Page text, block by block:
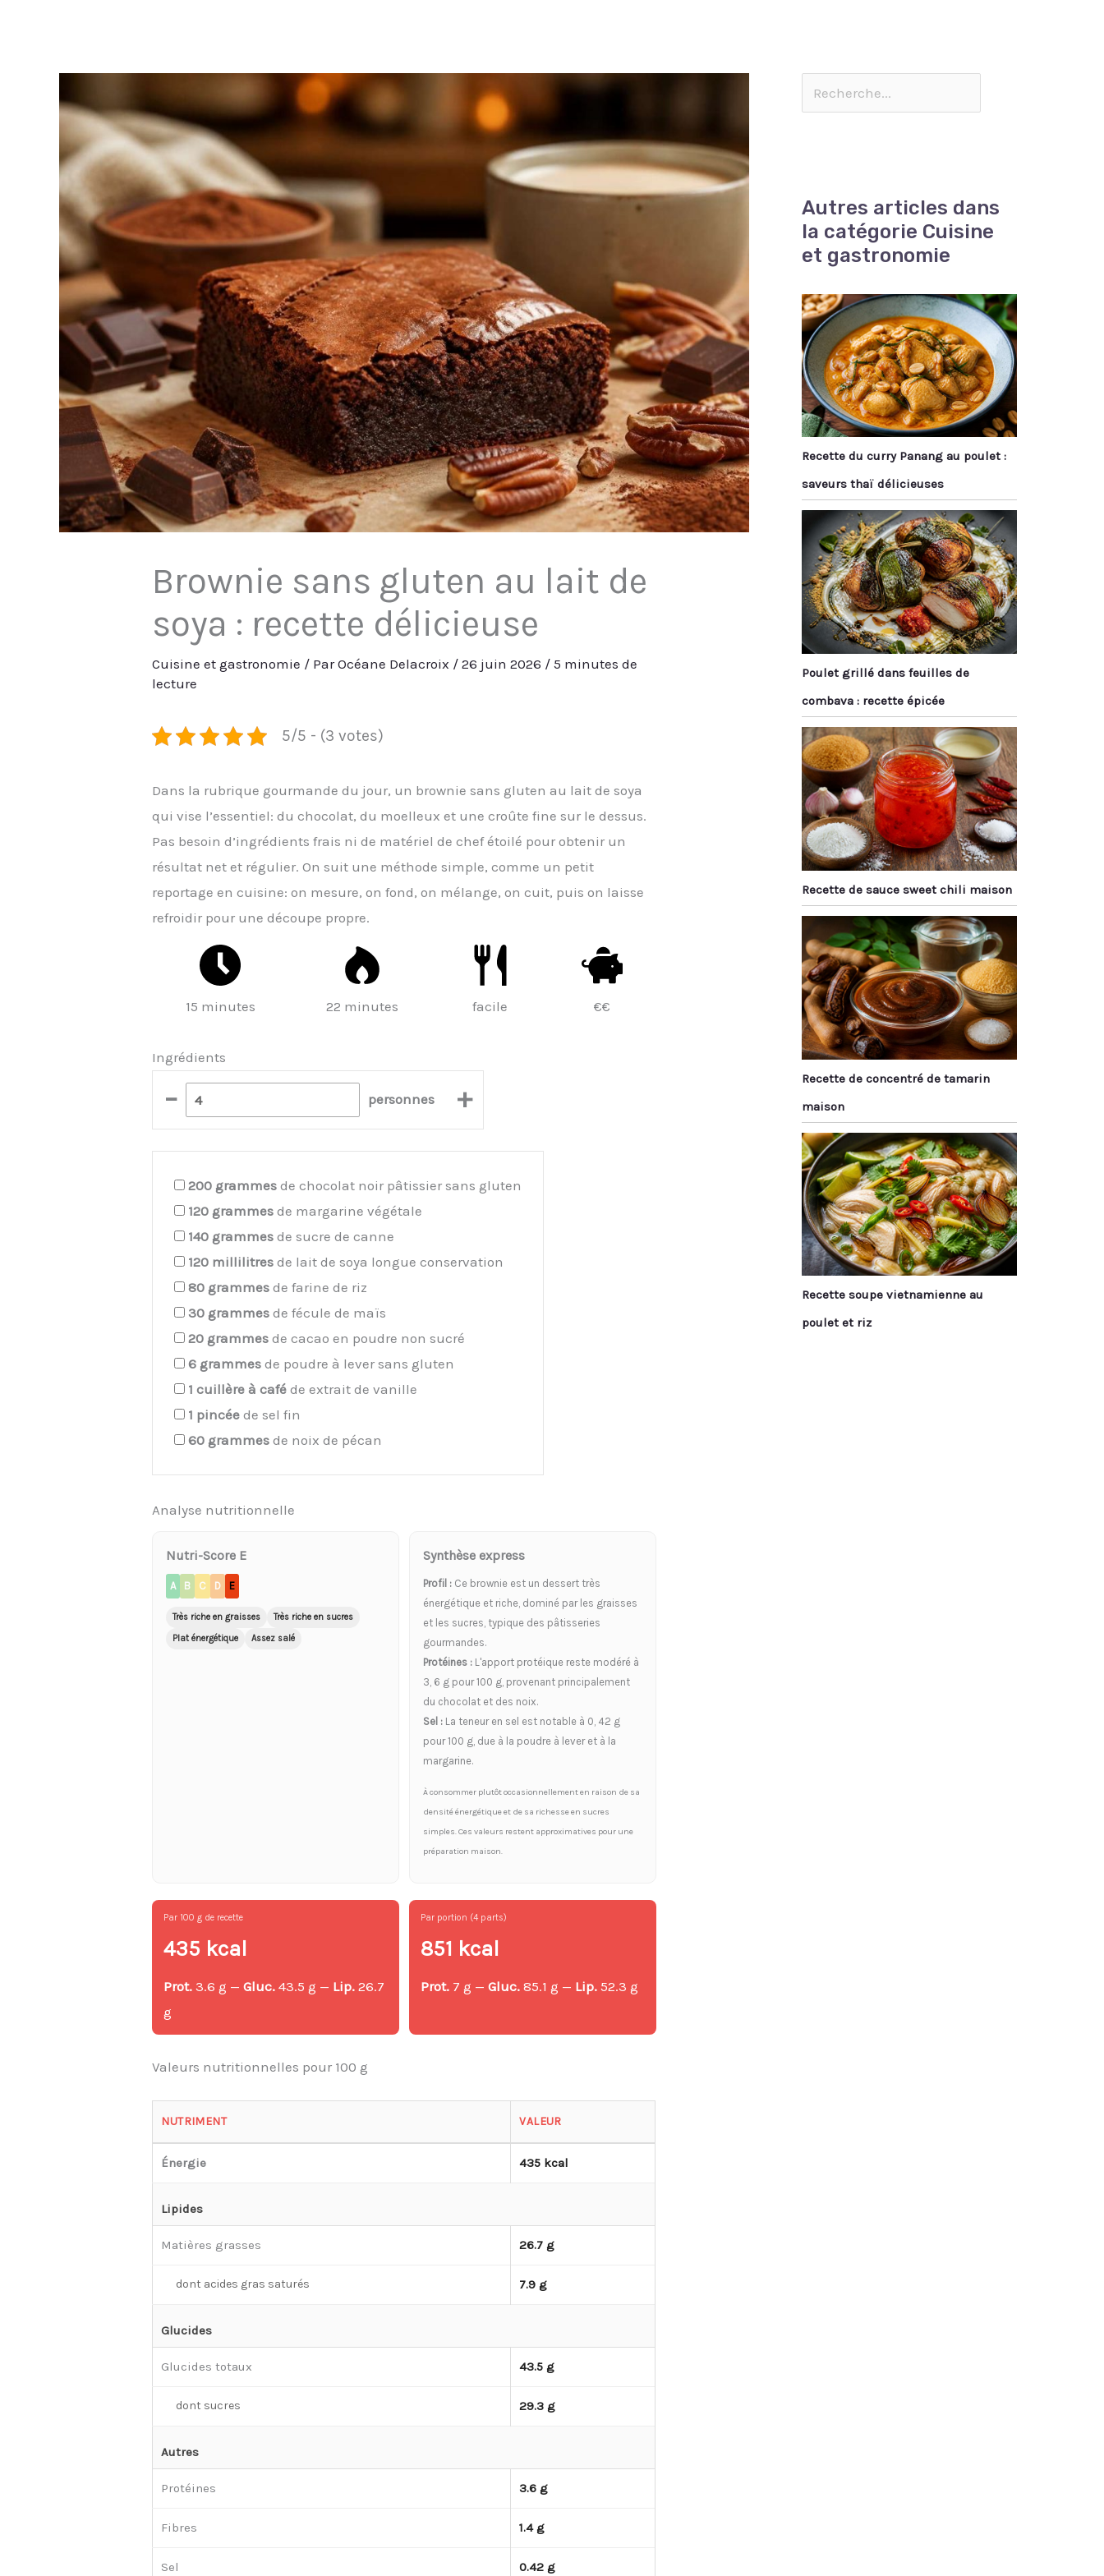
Brownie sans gluten au lait de
soya : recette délicieuse
Cuisine et gastronomie / ParOcéane Delacroix /26 juin 2026 /5 minutes de
lecture
5/5 - (3 votes)
Dans la rubrique gourmande du jour, un brownie sans gluten au lait de soya
qui vise l’essentiel: du chocolat, du moelleux et une croûte fine sur le dessus.
Pas besoin d’ingrédients frais ni de matériel de chef étoilé pour obtenir un
résultat net et régulier. On suit une méthode simple, comme un petit
reportage en cuisine: on mesure, on fond, on mélange, on cuit, puis on laisse
refroidir pour une découpe propre.
15 minutes 22 minutes facile €€
Ingrédients
– personnes +
200 grammes de chocolat noir pâtissier sans gluten
120 grammes de margarine végétale
140 grammes de sucre de canne
120 millilitres de lait de soya longue conservation
80 grammes de farine de riz
30 grammes de fécule de maïs
20 grammes de cacao en poudre non sucré
6 grammes de poudre à lever sans gluten
1 cuillère à café de extrait de vanille
1 pincée de sel fin
60 grammes de noix de pécan
Analyse nutritionnelle
Nutri-Score E
A B C D E
Très riche en graisses
Très riche en sucres
Plat énergétique
Assez salé
Synthèse express
Profil : Ce brownie est un dessert très
énergétique et riche, dominé par les graisses
et les sucres, typique des pâtisseries
gourmandes.
Protéines : L'apport protéique reste modéré à
3, 6 g pour 100 g, provenant principalement
du chocolat et des noix.
Sel : La teneur en sel est notable à 0, 42 g
pour 100 g, due à la poudre à lever et à la
margarine.
À consommer plutôt occasionnellement en raison de sa
densité énergétique et de sa richesse en sucres
simples. Ces valeurs restent approximatives pour une
préparation maison.
Par 100 g de recette
435 kcal
Prot. 3.6 g —Gluc. 43.5 g — Lip. 26.7
g
Par portion (4 parts)
851 kcal
Prot. 7 g —Gluc. 85.1 g — Lip. 52.3 g
Valeurs nutritionnelles pour 100 g
NUTRIMENT VALEUR
Énergie 435 kcal
Lipides
Matières grasses 26.7 g
dont acides gras saturés 7.9 g
Glucides
Glucides totaux 43.5 g
dont sucres 29.3 g
Autres
Protéines 3.6 g
Fibres 1.4 g
Sel 0.42 g
Autres articles dans
la catégorie Cuisine
et gastronomie
Recette du curry Panang au poulet :
saveurs thaï délicieuses
Poulet grillé dans feuilles de
combava : recette épicée
Recette de sauce sweet chili maison
Recette de concentré de tamarin
maison
Recette soupe vietnamienne au
poulet et riz